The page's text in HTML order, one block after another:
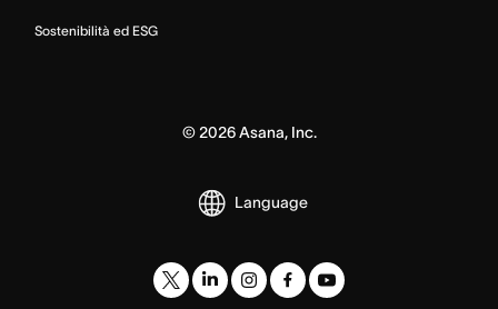
Sostenibilità ed ESG
©2026Asana, Inc.
Language